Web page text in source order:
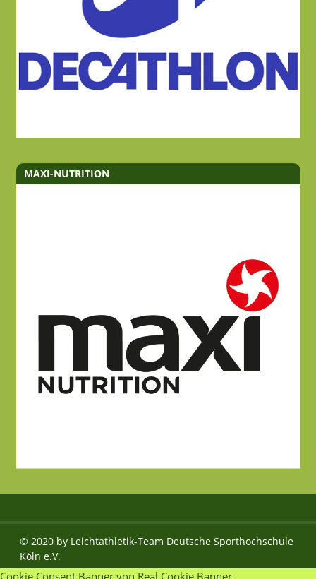
MAXI-NUTRITION
© 2020 by Leichtathletik-Team Deutsche Sporthochschule
Köln e.V.
Cookie Consent Banner von Real Cookie Banner